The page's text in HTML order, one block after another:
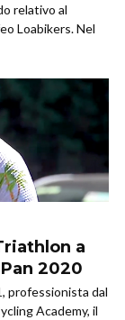
relativo al
Loabikers. Nel
a
2020
professionista dal
Academy, il